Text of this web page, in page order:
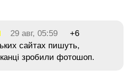
29 авг, 05:59
+6
сайтах пишуть,
зробили фотошоп.